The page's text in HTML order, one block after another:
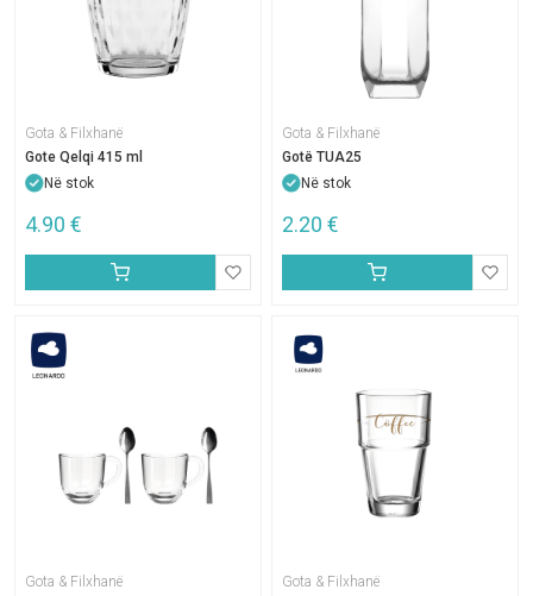
Gota & Filxhanë
Gote Qelqi 415 ml
Në stok
4.90 €
Gota & Filxhanë
Gotë TUA25
Në stok
2.20 €
Gota & Filxhanë
Gota & Filxhanë